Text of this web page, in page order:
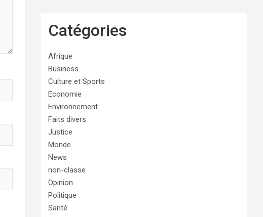
Catégories
Afrique
Business
Culture et Sports
Economie
Environnement
Faits divers
Justice
Monde
News
non-classe
Opinion
Politique
Santé